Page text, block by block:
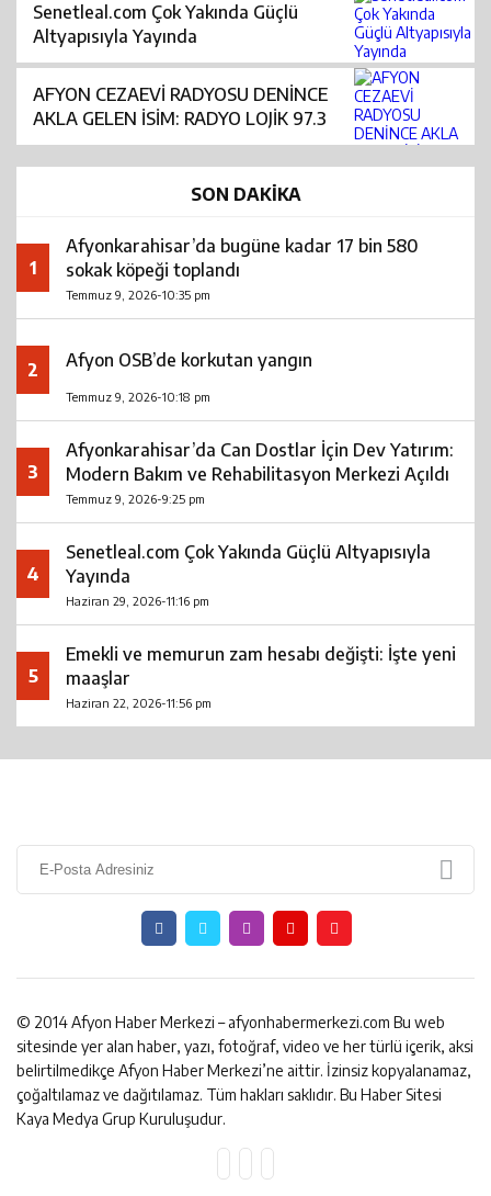
Senetleal.com Çok Yakında Güçlü
Altyapısıyla Yayında
AFYON CEZAEVİ RADYOSU DENİNCE
AKLA GELEN İSİM: RADYO LOJİK 97.3
SON DAKİKA
1
Afyonkarahisar’da bugüne kadar 17 bin 580
sokak köpeği toplandı
Temmuz 9, 2026-10:35 pm
2 Afyon OSB’de korkutan yangın
Temmuz 9, 2026-10:18 pm
3
Afyonkarahisar’da Can Dostlar İçin Dev Yatırım:
Modern Bakım ve Rehabilitasyon Merkezi Açıldı
Temmuz 9, 2026-9:25 pm
4
Senetleal.com Çok Yakında Güçlü Altyapısıyla
Yayında
Haziran 29, 2026-11:16 pm
5
Emekli ve memurun zam hesabı değişti: İşte yeni
maaşlar
Haziran 22, 2026-11:56 pm
© 2014 Afyon Haber Merkezi – afyonhabermerkezi.com Bu web
sitesinde yer alan haber, yazı, fotoğraf, video ve her türlü içerik, aksi
belirtilmedikçe Afyon Haber Merkezi’ne aittir. İzinsiz kopyalanamaz,
çoğaltılamaz ve dağıtılamaz. Tüm hakları saklıdır. Bu Haber Sitesi
Kaya Medya Grup Kuruluşudur.